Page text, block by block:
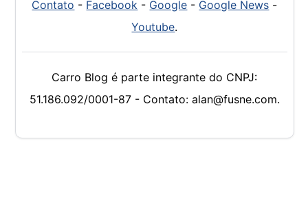
Contato - Facebook - Google - Google News -
Youtube.
Carro Blog é parte integrante do CNPJ:
51.186.092/0001-87 - Contato: alan@fusne.com.